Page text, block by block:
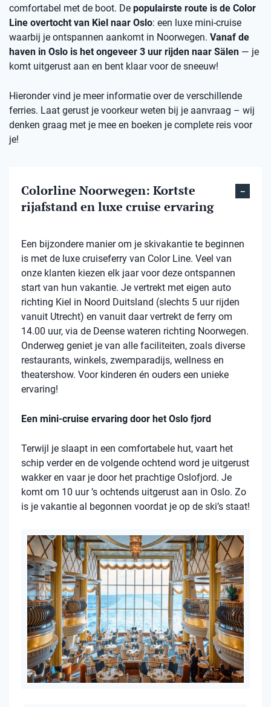
comfortabel met de boot. De populairste route is de Color
Line overtocht van Kiel naar Oslo: een luxe mini-cruise
waarbij je ontspannen aankomt in Noorwegen. Vanaf de
haven in Oslo is het ongeveer 3 uur rijden naar Sälen — je
komt uitgerust aan en bent klaar voor de sneeuw!
Hieronder vind je meer informatie over de verschillende
ferries. Laat gerust je voorkeur weten bij je aanvraag – wij
denken graag met je mee en boeken je complete reis voor
je!
Colorline Noorwegen: Kortste
rijafstand en luxe cruise ervaring
Een bijzondere manier om je skivakantie te beginnen
is met de luxe cruiseferry van Color Line. Veel van
onze klanten kiezen elk jaar voor deze ontspannen
start van hun vakantie. Je vertrekt met eigen auto
richting Kiel in Noord Duitsland (slechts 5 uur rijden
vanuit Utrecht) en vanuit daar vertrekt de ferry om
14.00 uur, via de Deense wateren richting Noorwegen.
Onderweg geniet je van alle faciliteiten, zoals diverse
restaurants, winkels, zwemparadijs, wellness en
theatershow. Voor kinderen én ouders een unieke
ervaring!
Een mini-cruise ervaring door het Oslo fjord
Terwijl je slaapt in een comfortabele hut, vaart het
schip verder en de volgende ochtend word je uitgerust
wakker en vaar je door het prachtige Oslofjord. Je
komt om 10 uur ’s ochtends uitgerust aan in Oslo. Zo
is je vakantie al begonnen voordat je op de ski’s staat!